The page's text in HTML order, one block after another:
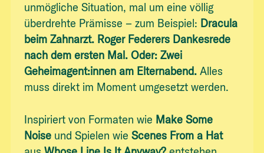
unmögliche Situation, mal um eine völlig
überdrehte Prämisse – zum Beispiel: Dracula
beim Zahnarzt. Roger Federers Dankesrede
nach dem ersten Mal. Oder: Zwei
Geheimagent:innen am Elternabend. Alles
muss direkt im Moment umgesetzt werden.
Inspiriert von Formaten wie Make Some
Noise und Spielen wieScenes From a Hat